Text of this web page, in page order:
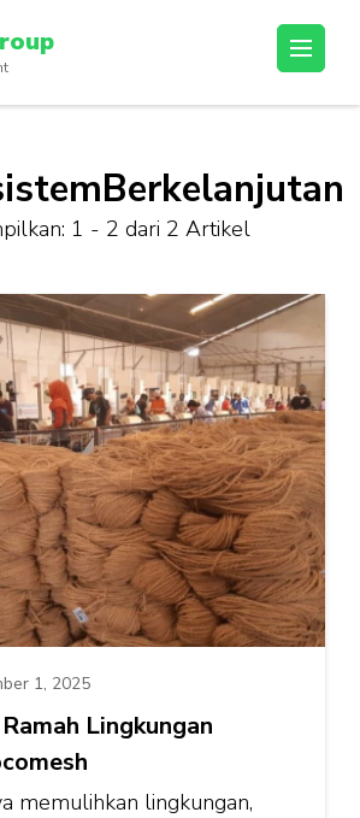
1 - 2 dari 2 Artikel
1, 2025
Lingkungan
memulihkan lingkungan,